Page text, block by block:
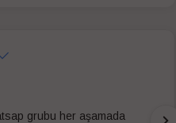
grubu her aşamada